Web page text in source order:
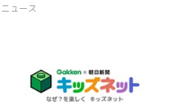
ニュース